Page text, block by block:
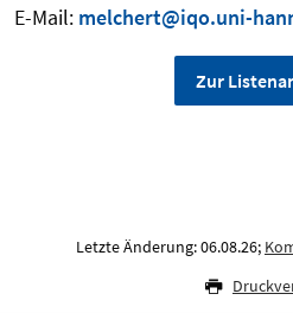
E-Mail: melchert@iqo.uni-
Zur
Letzte Änderung: 06.08.26;